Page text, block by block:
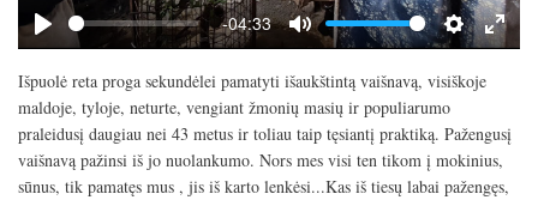
P
l
a
y
-04:33
M
u
t
e
S
e
t
i
n
E
e
r
f
y
Išpuolė reta proga sekundėlei pamatyti išaukštintą vaišnavą, visiškoje
maldoje, tyloje, neturte, vengiant žmonių masių ir populiarumo
praleidusį daugiau nei 43 metus ir toliau taip tęsiantį praktiką. Pažengusį
vaišnavą pažinsi iš jo nuolankumo. Nors mes visi ten tikom į mokinius,
sūnus, tik pamatęs mus , jis iš karto lenkėsi...Kas iš tiesų labai pažengęs,